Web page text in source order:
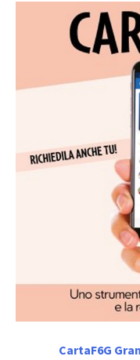
CartaF6G